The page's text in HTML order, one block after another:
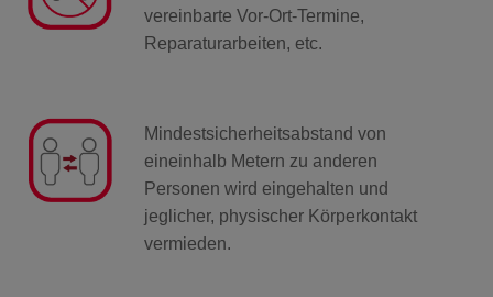
VIDEO DOORBELL
WARNSCHILDER
vereinbarte Vor-Ort-Termine,
Reparaturarbeiten, etc.
Mindestsicherheitsabstand von
eineinhalb Metern zu anderen
Personen wird eingehalten und
jeglicher, physischer Körperkontakt
vermieden.